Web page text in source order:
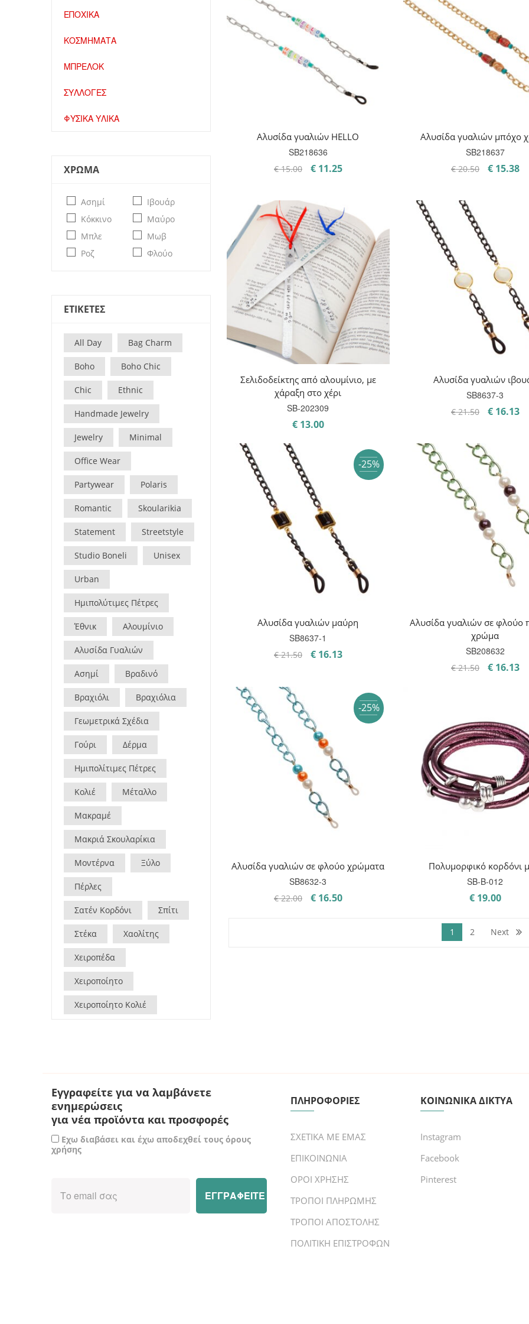
ΕΠΟΧΙΚΑ
ΚΟΣΜΗΜΑΤΑ
ΜΠΡΕΛΟΚ
ΣΥΛΛΟΓΕΣ
ΦΥΣΙΚΑ ΥΛΙΚΑ
ΧΡΩΜΑ
Ασημί
Ιβουάρ
Κόκκινο
Μαύρο
Μπλε
Μωβ
Ροζ
Φλούο
ΕΤΙΚΕΤΕΣ
All Day Bag Charm
Boho Boho Chic
Chic Ethnic
Handmade Jewelry
Jewelry Minimal
Office Wear
Partywear Polaris
Romantic Skoularikia
Statement Streetstyle
Studio Boneli Unisex
Urban
Ημιπολύτιμες Πέτρες
Έθνικ Αλουμίνιο
Αλυσίδα Γυαλιών
Ασημί Βραδινό
Βραχιόλι Βραχιόλια
Γεωμετρικά Σχέδια
Γούρι Δέρμα
Ημιπολίτιμες Πέτρες
Κολιέ Μέταλλο
Μακραμέ
Μακριά Σκουλαρίκια
Μοντέρνα Ξύλο
Πέρλες
Σατέν Κορδόνι Σπίτι
Στέκα Χαολίτης
Χειροπέδα
Χειροποίητο
Χειροποίητο Κολιέ
Αλυσίδα γυαλιών HELLO
SB218636
€15.00
Original
€ 15.00.
€11.25Η
είναι:
€ 11.25.
Αλυσίδα γυαλιών μπόχο
SB218637
€20.50
Original
€15.38Η
Σελιδοδείκτης από αλουμίνιο, με
χάραξη στο χέρι
SB-202309
€13.00
Αλυσίδα γυαλιών
SB8637-3
€21.50
Original
€ 21.50.
€16.13Η
-25%
Αλυσίδα γυαλιών μαύρη
SB8637-1
€21.50
Original
€16.13Η
είναι:
€ 16.13.
Αλυσίδα γυαλιών σε φλούο
χρώμα
SB208632
€21.50
Original
€16.13Η
-25%
Αλυσίδα γυαλιών σε φλούο χρώματα
SB8632-3
€22.00
Original
€16.50Η
Πολυμορφικό κορδόνι
SB-B-012
€19.00
1 2 Next
Εγγραφείτε για να λαμβάνετε
ενημερώσεις
για νέα προϊόντα και προσφορές
Εχω διαβάσει και έχω αποδεχθεί τους όρους
χρήσης
ΠΛΗΡΟΦΟΡΙΕΣ
ΣΧΕΤΙΚΑ ΜΕ ΕΜΑΣ
ΕΠΙΚΟΙΝΩΝΙΑ
ΟΡΟΙ ΧΡΗΣΗΣ
ΤΡΟΠΟΙ ΠΛΗΡΩΜΗΣ
ΤΡΟΠΟΙ ΑΠΟΣΤΟΛΗΣ
ΠΟΛΙΤΙΚΗ ΕΠΙΣΤΡΟΦΩΝ
ΚΟΙΝΩΝΙΚΑ ΔΙΚΤΥΑ
Instagram
Facebook
Pinterest